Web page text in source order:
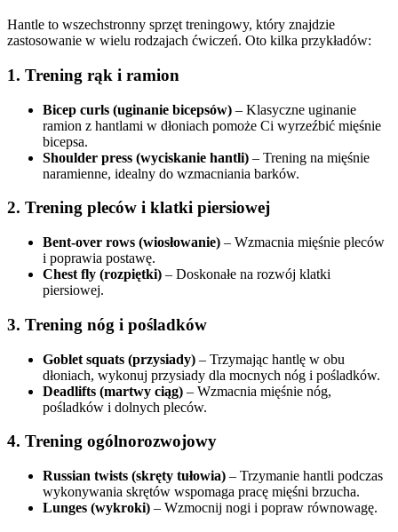
Hantle to wszechstronny sprzęt treningowy, który znajdzie
zastosowanie w wielu rodzajach ćwiczeń. Oto kilka przykładów:
1. Trening rąk i ramion
Bicep curls (uginanie bicepsów) – Klasyczne uginanie
ramion z hantlami w dłoniach pomoże Ci wyrzeźbić mięśnie
bicepsa.
Shoulder press (wyciskanie hantli) – Trening na mięśnie
naramienne, idealny do wzmacniania barków.
2. Trening pleców i klatki piersiowej
Bent-over rows (wiosłowanie) – Wzmacnia mięśnie pleców
i poprawia postawę.
Chest fly (rozpiętki) – Doskonałe na rozwój klatki
piersiowej.
3. Trening nóg i pośladków
Goblet squats (przysiady) – Trzymając hantlę w obu
dłoniach, wykonuj przysiady dla mocnych nóg i pośladków.
Deadlifts (martwy ciąg) – Wzmacnia mięśnie nóg,
pośladków i dolnych pleców.
4. Trening ogólnorozwojowy
Russian twists (skręty tułowia) – Trzymanie hantli podczas
wykonywania skrętów wspomaga pracę mięśni brzucha.
Lunges (wykroki) – Wzmocnij nogi i popraw równowagę.